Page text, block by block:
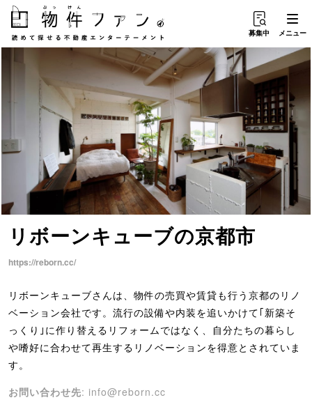
募集中 メニュー
リボーンキューブの京都市
https://reborn.cc/
リボーンキューブさんは、物件の売買や賃貸も行う京都のリノ
ベーション会社です。流行の設備や内装を追いかけて｢新築そ
っくり｣に作り替えるリフォームではなく、自分たちの暮らし
や嗜好に合わせて再生するリノベーションを得意とされていま
す。
お問い合わせ先: info@reborn.cc